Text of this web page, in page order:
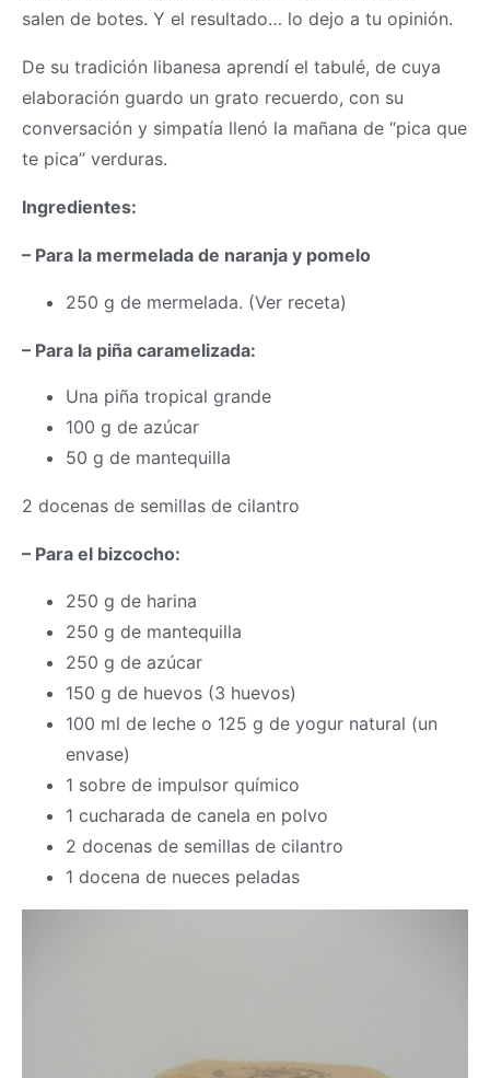
salen de botes. Y el resultado… lo dejo a tu opinión.
De su tradición libanesa aprendí el tabulé, de cuya
elaboración guardo un grato recuerdo, con su
conversación y simpatía llenó la mañana de “pica que
te pica” verduras.
Ingredientes:
– Para la mermelada de naranja y pomelo
250 g de mermelada. (Ver receta)
– Para la piña caramelizada:
Una piña tropical grande
100 g de azúcar
50 g de mantequilla
2 docenas de semillas de cilantro
– Para el bizcocho:
250 g de harina
250 g de mantequilla
250 g de azúcar
150 g de huevos (3 huevos)
100 ml de leche o 125 g de yogur natural (un
envase)
1 sobre de impulsor químico
1 cucharada de canela en polvo
2 docenas de semillas de cilantro
1 docena de nueces peladas